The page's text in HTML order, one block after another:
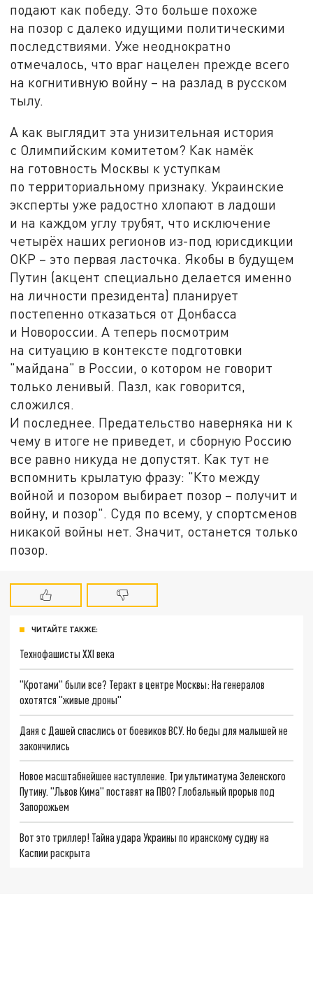
подают как победу. Это больше похоже
на позор с далеко идущими политическими
последствиями. Уже неоднократно
отмечалось, что враг нацелен прежде всего
на когнитивную войну – на разлад в русском
тылу.
А как выглядит эта унизительная история
с Олимпийским комитетом? Как намёк
на готовность Москвы к уступкам
по территориальному признаку. Украинские
эксперты уже радостно хлопают в ладоши
и на каждом углу трубят, что исключение
четырёх наших регионов из-под юрисдикции
ОКР – это первая ласточка. Якобы в будущем
Путин (акцент специально делается именно
на личности президента) планирует
постепенно отказаться от Донбасса
и Новороссии. А теперь посмотрим
на ситуацию в контексте подготовки
"майдана" в России, о котором не говорит
только ленивый. Пазл, как говорится,
сложился.
И последнее. Предательство наверняка ни к
чему в итоге не приведет, и сборную Россию
все равно никуда не допустят. Как тут не
вспомнить крылатую фразу: "Кто между
войной и позором выбирает позор – получит и
войну, и позор". Судя по всему, у спортсменов
никакой войны нет. Значит, останется только
позор.
ЧИТАЙТЕ ТАКЖЕ:
Технофашисты XXI века
"Кротами" были все? Теракт в центре Москвы: На генералов
охотятся "живые дроны"
Даня с Дашей спаслись от боевиков ВСУ. Но беды для малышей не
закончились
Новое масштабнейшее наступление. Три ультиматума Зеленского
Путину. "Львов Кима" поставят на ПВО? Глобальный прорыв под
Запорожьем
Вот это триллер! Тайна удара Украины по иранскому судну на
Каспии раскрыта